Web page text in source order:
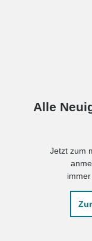
Alle
Jetzt zum